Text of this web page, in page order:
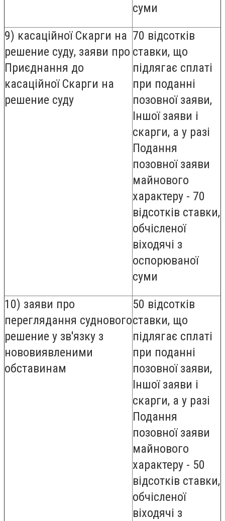
суми
9) касаційної Скарги на
решение суду, заяви про
Приєднання до
касаційної Скарги на
решение суду
70 відсотків
ставки, що
підлягає сплаті
при поданні
позовної заяви,
Іншої заяви і
скарги, а у разі
Подання
позовної заяви
майнового
характеру - 70
відсотків ставки,
обчісленої
віходячі з
оспорюваної
суми
10) заяви про
переглядання суднового
решение у зв'язку з
нововиявленими
обставинам
50 відсотків
ставки, що
підлягає сплаті
при поданні
позовної заяви,
Іншої заяви і
скарги, а у разі
Подання
позовної заяви
майнового
характеру - 50
відсотків ставки,
обчісленої
віходячі з